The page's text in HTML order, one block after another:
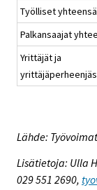
Työlliset yhteensä
Palkansaajat
Yrittäjät ja
Lähde:
Lisätietoja: Ulla
029 551 2690,